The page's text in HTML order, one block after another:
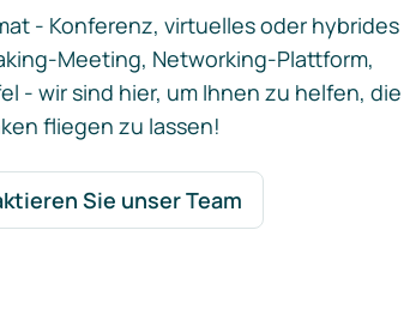
- Konferenz, virtuelles oder hybrides
Meeting, Networking-Plattform,
- wir sind hier, um Ihnen zu helfen, die
fliegen zu lassen!
Sie unser Team